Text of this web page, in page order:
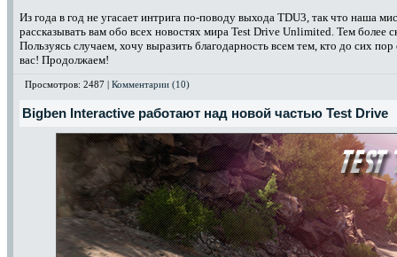
Из года в год не угасает интрига по-поводу выхода TDU3, так что наша
рассказывать вам обо всех новостях мира Test Drive Unlimited. Тем более
Пользуясь случаем, хочу выразить благодарность всем тем, кто до сих
вас! Продолжаем!
Просмотров: 2487 | Комментарии (10)
Bigben Interactive работают над новой частью Test Drive